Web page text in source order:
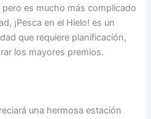
es mucho más complicado
¡Pesca en el Hielo! es un
que requiere planificación,
los mayores premios.
una hermosa estación